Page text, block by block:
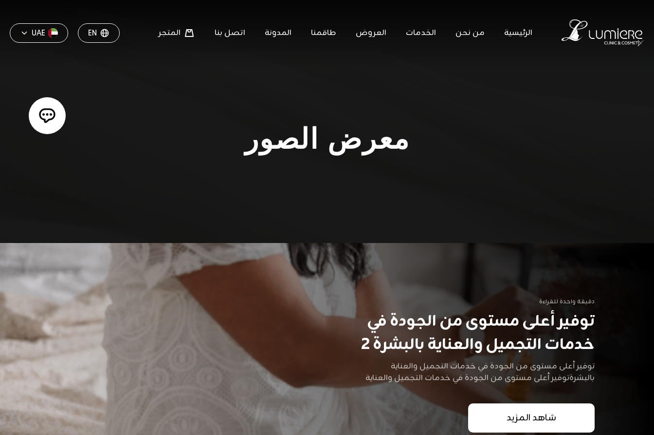
الرئيسية من نحن الخدمات العروض طاقمنا المدونة اتصل بنا المتجر EN
UAE
معرض الصور
دقيقة واحدة للقراءة
توفير أعلى مستوى من الجودة في
خدمات التجميل والعناية بالبشرة 2
توفير أعلى مستوى من الجودة في خدمات التجميل والعناية
بالبشرةتوفير أعلى مستوى من الجودة في خدمات التجميل والعناية
شاهد المزيد